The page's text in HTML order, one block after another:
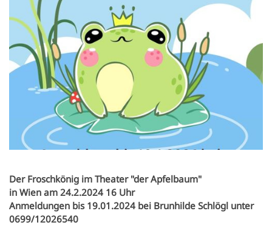
Newsletter
Handy APP
Notdienste
Einrichtungen
Standesamtsverband
Anfrageformular
Kultur.Region NÖ
Schubert Schloss Atzenbrugg
Pfarre
Geschichte
Vereine & Institutionen
Veranstaltungen
Freizeit & Sport
Sehenswertes
Gastronomie
Heurigen & Wein
Ferien-Aktiv-Programm 2026
Verkehrsanbindung
Nahversorgung
Gewerbe-Immobilien
Karten und Lageplan
Orte
Daten & Fakten
Der Froschkönig im Theater "der Apfelbaum"
in Wien am 24.2.2024 16 Uhr
Anmeldungen bis 19.01.2024 bei Brunhilde Schlögl unter
0699/12026540